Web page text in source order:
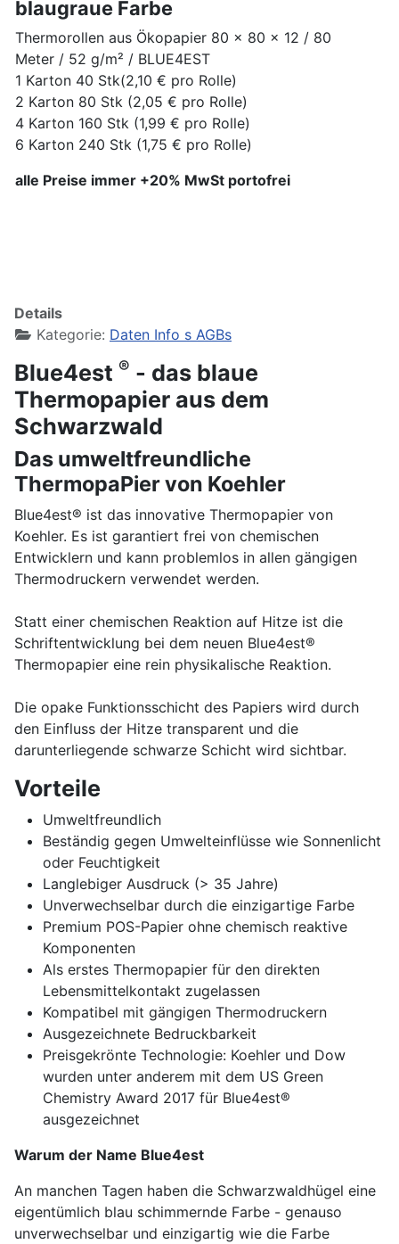
blaugraue Farbe
Thermorollen aus Ökopapier 80 x 80 x 12 / 80
Meter / 52 g/m² / BLUE4EST
1 Karton 40 Stk(2,10 € pro Rolle)
2 Karton 80 Stk (2,05 € pro Rolle)
4 Karton 160 Stk (1,99 € pro Rolle)
6 Karton 240 Stk (1,75 € pro Rolle)
alle Preise immer +20% MwSt portofrei
Details
Kategorie: Daten Info s AGBs
Blue4est ® - das blaue
Thermopapier aus dem
Schwarzwald
Das umweltfreundliche
ThermopaPier von Koehler
Blue4est® ist das innovative Thermopapier von
Koehler. Es ist garantiert frei von chemischen
Entwicklern und kann problemlos in allen gängigen
Thermodruckern verwendet werden.
Statt einer chemischen Reaktion auf Hitze ist die
Schriftentwicklung bei dem neuen Blue4est®
Thermopapier eine rein physikalische Reaktion.
Die opake Funktionsschicht des Papiers wird durch
den Einfluss der Hitze transparent und die
darunterliegende schwarze Schicht wird sichtbar.
Vorteile
Umweltfreundlich
Beständig gegen Umwelteinflüsse wie Sonnenlicht
oder Feuchtigkeit
Langlebiger Ausdruck (> 35 Jahre)
Unverwechselbar durch die einzigartige Farbe
Premium POS-Papier ohne chemisch reaktive
Komponenten
Als erstes Thermopapier für den direkten
Lebensmittelkontakt zugelassen
Kompatibel mit gängigen Thermodruckern
Ausgezeichnete Bedruckbarkeit
Preisgekrönte Technologie: Koehler und Dow
wurden unter anderem mit dem US Green
Chemistry Award 2017 für Blue4est®
ausgezeichnet
Warum der Name Blue4est
An manchen Tagen haben die Schwarzwaldhügel eine
eigentümlich blau schimmernde Farbe - genauso
unverwechselbar und einzigartig wie die Farbe